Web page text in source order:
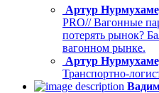
Артур
PRO// Вагонные
потерять рынок?
вагонном рынке.
Артур
Транспортно-